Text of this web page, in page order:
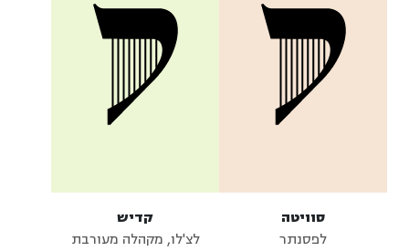
סוויטה
לפסנתר
קדיש
לצ'לו, מקהלה מעורבת